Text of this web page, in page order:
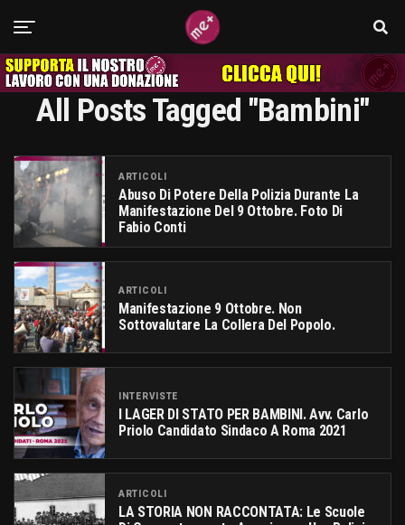
All Posts Tagged "bambini"
ARTICOLI
Abuso Di Potere Della Polizia Durante La
Manifestazione Del 9 Ottobre. Foto Di
Fabio Conti
ARTICOLI
Manifestazione 9 Ottobre. Non
Sottovalutare La Collera Del Popolo.
INTERVISTE
I LAGER DI STATO PER BAMBINI. Avv. Carlo
Priolo Candidato Sindaco A Roma 2021
ARTICOLI
LA STORIA NON RACCONTATA: Le Scuole